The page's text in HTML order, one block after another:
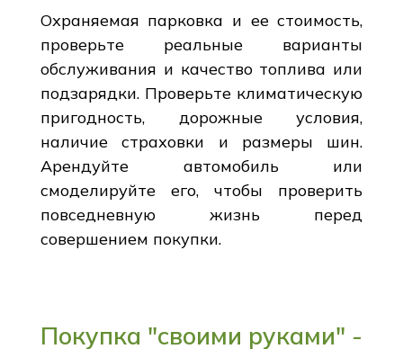
Охраняемая парковка и ее стоимость,
проверьте реальные варианты
обслуживания и качество топлива или
подзарядки. Проверьте климатическую
пригодность, дорожные условия,
наличие страховки и размеры шин.
Арендуйте автомобиль или
смоделируйте его, чтобы проверить
повседневную жизнь перед
совершением покупки.
Покупка "своими руками" -